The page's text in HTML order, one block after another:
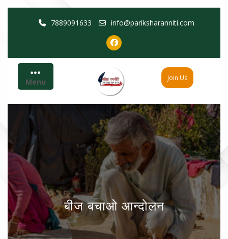
7889091633 info@pariksharanniti.com
Menu Join Us
बीज बचाओ आन्दोलन